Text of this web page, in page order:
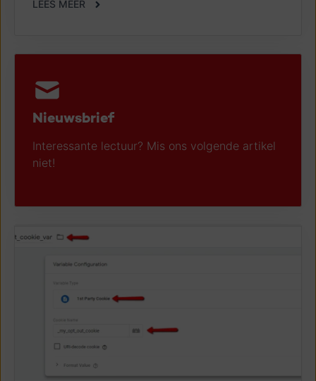
LEES MEER
Nieuwsbrief
Interessante lectuur? Mis ons volgende artikel
niet!